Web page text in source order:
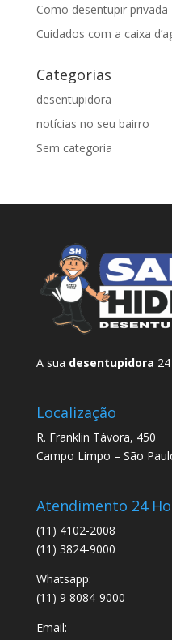
Como desentupir privada
Cuidados com a caixa
Categorias
desentupidora
notícias no seu bairro
Sem categoria
A sua desentupidora
Localização
R. Franklin Távora, 450
Campo Limpo – São
Atendimento 24
(11) 4102-2008
(11) 3824-9000
Whatsapp:
(11) 9 8084-9000
Email: